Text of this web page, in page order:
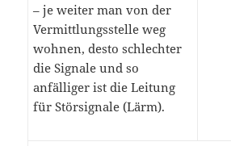
– je weiter man von der
Vermittlungsstelle weg
wohnen, desto schlechter
die Signale und so
anfälliger ist die Leitung
für Störsignale (Lärm).